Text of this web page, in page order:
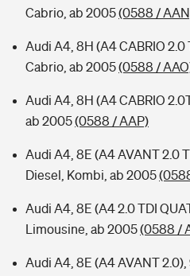
Cabrio, ab 2005(0588 /
Audi A4, 8H (A4 CABRIO 2.0
Cabrio, ab 2005(0588 /
Audi A4, 8H (A4 CABRIO
ab 2005(0588 / AAP)
Audi A4, 8E (A4 AVANT 2.0
Diesel, Kombi, ab 2005
Audi A4, 8E (A4 2.0 TDI
Limousine, ab 2005(0588 /
Audi A4, 8E (A4 AVANT